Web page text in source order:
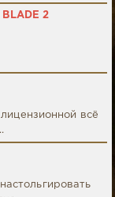
2
всё